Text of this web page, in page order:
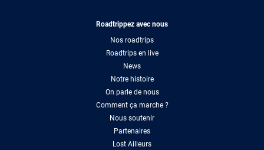
Roadtrippez avec nous
Nos roadtrips
Roadtrips en live
News
Notre histoire
On parle de nous
Comment ça marche ?
Nous soutenir
Partenaires
Lost Ailleurs